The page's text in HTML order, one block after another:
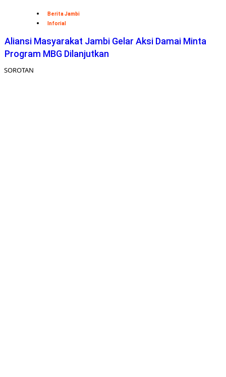
Berita Jambi
Inforial
Aliansi Masyarakat Jambi Gelar Aksi Damai Minta
Program MBG Dilanjutkan
SOROTAN